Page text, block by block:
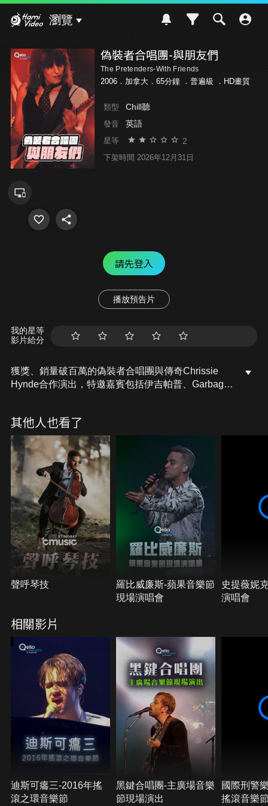
瀏覽
偽裝者合唱團-與朋友們
The Pretenders-With Friends
2006．加拿大．65分鐘 ． 普遍級 ．HD畫質
類型 Chill聽
發音 英語
星等 2
下架時間 2026年12月31日
請先登入
播放預告片
我的星等
影片給分
獲獎、銷量破百萬的偽裝者合唱團與傳奇Chrissie
Hynde合作演出，特邀嘉賓包括伊吉帕普、Garbage
其他人也看了
聲呼琴技
羅比威廉斯-蘋果音樂節
現場演唱會
史提薇妮
演唱會
相關影片
迪斯可癟三-2016年搖
滾之環音樂節
黑鍵合唱團-主廣場音樂
節現場演出
國際刑警
搖滾音樂